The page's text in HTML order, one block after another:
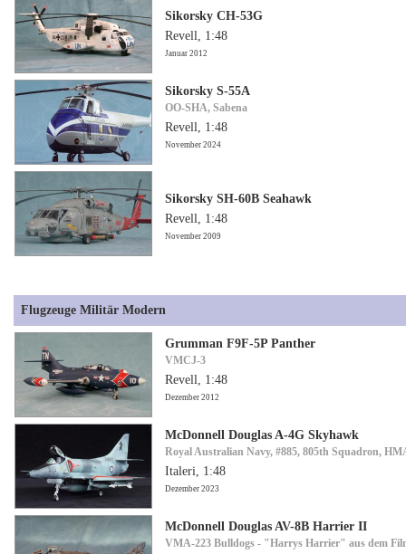
Sikorsky CH-53G
Revell, 1:48
Januar 2012
Sikorsky S-55A
OO-SHA, Sabena
Revell, 1:48
November 2024
Sikorsky SH-60B Seahawk
Revell, 1:48
November 2009
Flugzeuge Militär Modern
Grumman F9F-5P Panther
VMCJ-3
Revell, 1:48
Dezember 2012
McDonnell Douglas A-4G Skyhawk
Royal Australian Navy, #885, 805th Squadron,
Italeri, 1:48
Dezember 2023
McDonnell Douglas AV-8B Harrier II
VMA-223 Bulldogs - "Harrys Harrier" aus dem